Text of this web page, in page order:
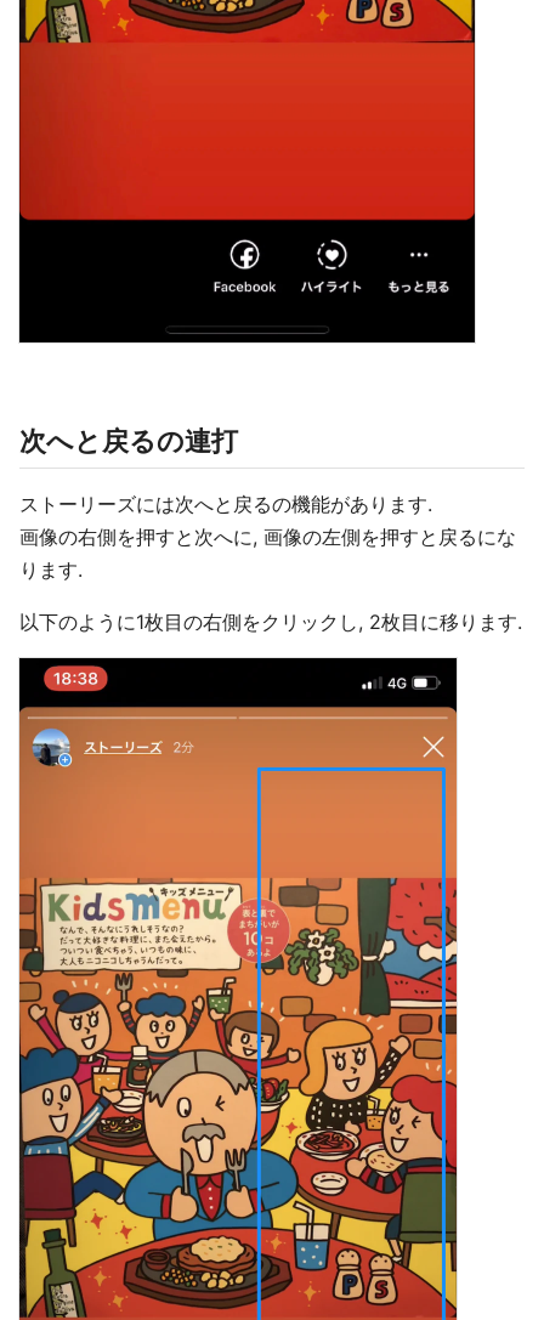
次へと戻るの連打
ストーリーズには次へと戻るの機能があります.
画像の右側を押すと次へに, 画像の左側を押すと戻るにな
ります.
以下のように1枚目の右側をクリックし, 2枚目に移ります.